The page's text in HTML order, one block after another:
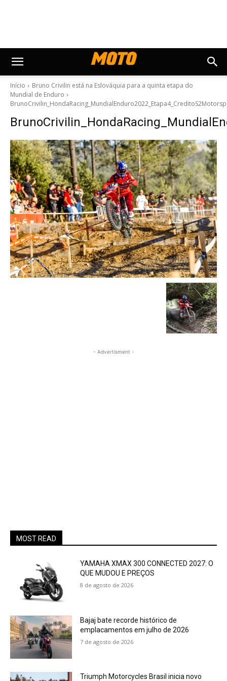
Início
Bruno Crivilin está na Eslováquia para a quinta etapa do
Mundial de Enduro
- Advertisment -
MOST READ
YAMAHA XMAX 300 CONNECTED 2027: O
QUE MUDOU E PREÇOS
8 de agosto de 2026
Bajaj bate recorde histórico de
emplacamentos em julho de 2026
7 de agosto de 2026
Triumph Motorcycles Brasil inicia novo